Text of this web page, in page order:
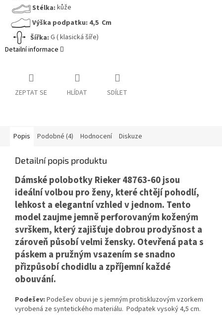
Stélka: kůže
Výška podpatku: 4,5 Cm
Šířka: G ( klasická šíře)
Detailní informace
ZEPTAT SE HLÍDAT SDÍLET
Popis Podobné (4) Hodnocení Diskuze
Detailní popis produktu
Dámské polobotky Rieker 48763-60 jsou
ideální volbou pro ženy, které chtějí pohodlí,
lehkost a elegantní vzhled v jednom. Tento
model zaujme jemně perforovaným koženým
svrškem, který zajišťuje dobrou prodyšnost a
zároveň působí velmi žensky. Otevřená pata s
páskem a pružným vsazením se snadno
přizpůsobí chodidlu a zpříjemní každé
obouvání.
Podešev: Podešev obuvi je s jemným protiskluzovým vzorkem
vyrobená ze syntetického materiálu. Podpatek vysoký 4,5 cm.